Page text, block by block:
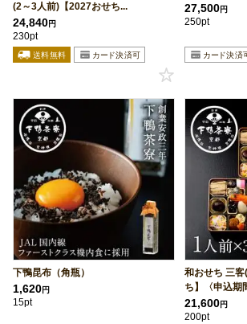
(2～3人前)【2027おせち...
24,840円
230pt
27,500円
250pt
下鴨昆布（角瓶）
1,620円
15pt
和おせち 三
ち】〈申込期
21,600円
200pt